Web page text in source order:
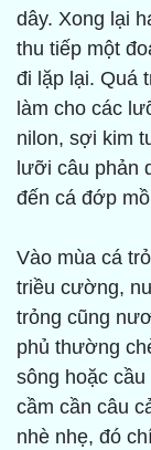
dây. Xong lại
thu tiếp một
đi lặp lại. Quá
làm cho các
nilon, sợi kim
lưỡi câu phản
đến cá đớp
Vào mùa cá
triều cường,
trỏng cũng
phủ thường
sông hoặc
cầm cần câu
nhè nhẹ, đó